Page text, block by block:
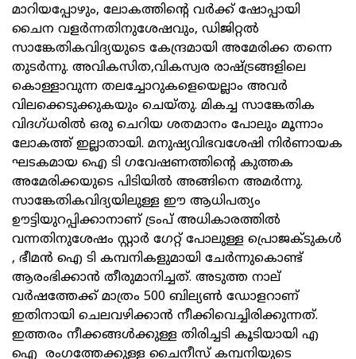
മാറിയപ്പോഴും, ലോകത്തിന്റെ വർക്ക് ഷോപ്പായി
ചൈന വളർന്നതിനുശേഷവും, ഡിജിറ്റൽ
സാങ്കേതികവിദ്യയുടെ കേന്ദ്രമായി അമേരിക്ക തന്നെ
തുടർന്നു. അവികസിത,വികസ്വര രാഷ്ട്രങ്ങളിലെ
കൊള്ളാവുന്ന തലച്ചോറുകളെയെല്ലാം അവർ
വിലക്കെടുക്കുകയും ചെയ്തു. മികച്ച സാങ്കേതിക
വിദഗ്ധരിൽ ഒരു ചെറിയ ശതമാനം പോലും മൂന്നാം
ലോകത്ത് ഇല്ലാതായി. മനുഷ്യവിഭവശേഷി നിർണായക
ഘടകമായ ഐ ടി ഗവേഷണത്തിന്റെ കുത്തക
അമേരിക്കയുടെ പിടിയിൽ അങ്ങിനെ അമർന്നു.
സാങ്കേതികവിദ്യയിലുള്ള ഈ ആധിപത്യം
ഊട്ടിയുറപ്പിക്കാനാണ് ട്രംപ് അധികാരത്തിൽ
വന്നതിനുശേഷം സ്റ്റാർ ഗേറ്റ് പോലുള്ള പ്രൊജക്ടുകൾ
, ഭീമൻ ഐ ടി കമ്പനികളുമായി ചേർന്നുകൊണ്ട്
ആരംഭിക്കാൻ തീരുമാനിച്ചത്. അടുത്ത നാല്
വർഷത്തേക്ക് മാത്രം 500 ബില്യൺ ഡോളറാണ്
ഇതിനായി ചെലവഴിക്കാൻ നീക്കിവെച്ചിരിക്കുന്നത്.
ഇത്തരം നീക്കങ്ങൾക്കുള്ള തിരിച്ചടി കൂടിയായി എ
ഐ രംഗത്തേക്കുള്ള ചൈനീസ് കമ്പനിയുടെ